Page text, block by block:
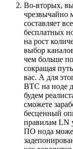
Во-вторых,
чрезвычайно
составляет
бесплатных
на рост
выбор
чем больше
сокращая
вас. А для
ВТС на ноде
будем
сможете
бесценный
правилам LN
ПО нода